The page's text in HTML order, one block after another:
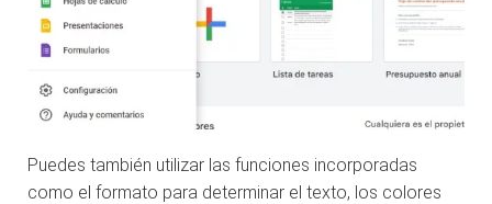
Puedes también utilizar las funciones incorporadas
como el formato para determinar el texto, los colores